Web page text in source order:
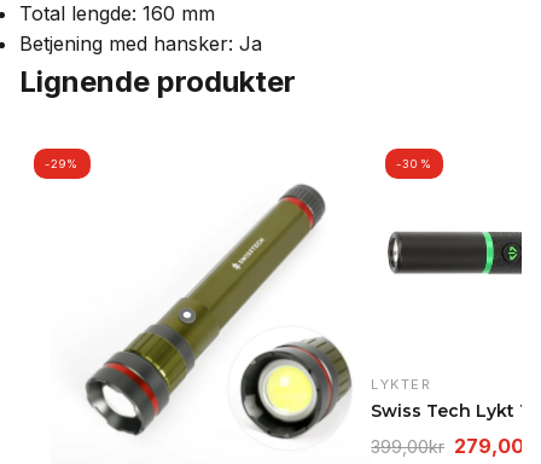
Total lengde: 160 mm
Betjening med hansker: Ja
Lignende produkter
-29% -30%
LYKTER
399,00kr 279,00